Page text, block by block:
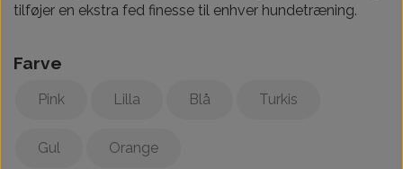
tilføjer en ekstra fed finesse til enhver hundetræning.
Farve
Pink Lilla Blå Turkis
Gul Orange